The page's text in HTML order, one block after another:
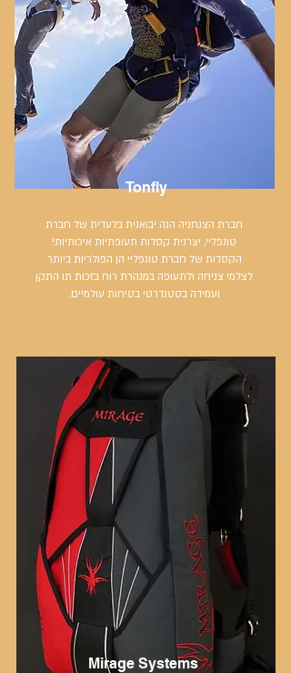
Tonfly
חברת הצנחניה הנה יבואנית בלעדית של חברת
טונפליי, יצרנית קסדות תעופתיות איכותיות!
הקסדות של חברת טונפליי הן הפולריות ביותר
לצלמי צניחה ולתעופה במנהרת רוח בזכות תו התקן
ועמידה בסטנדרטי בטיחות עולמיים.
Mirage Systems